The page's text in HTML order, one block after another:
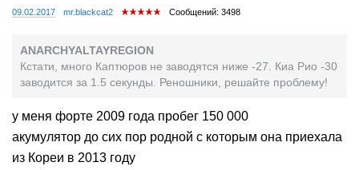
09.02.2017 mr.blackcat2 Сообщений: 3498
ANARCHYALTAYREGION
Кстати, много Каптюров не заводятся ниже -27. Киа Рио -30
заводится за 1.5 секунды. Реношники, решайте проблему!
у меня форте 2009 года пробег 150 000
акумулятор до сих пор родной с которым она приехала
из Кореи в 2013 году